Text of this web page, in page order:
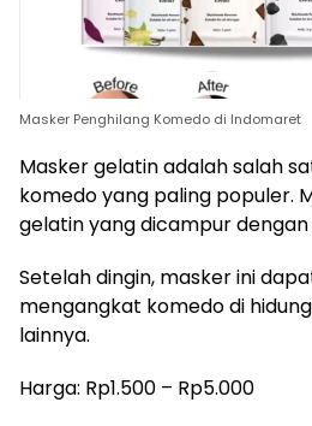
Masker Penghilang Komedo di Indomaret
Masker gelatin adalah salah
komedo yang paling populer.
gelatin yang dicampur dengan
Setelah dingin, masker ini
mengangkat komedo di
lainnya.
Harga: Rp1.500 – Rp5.000